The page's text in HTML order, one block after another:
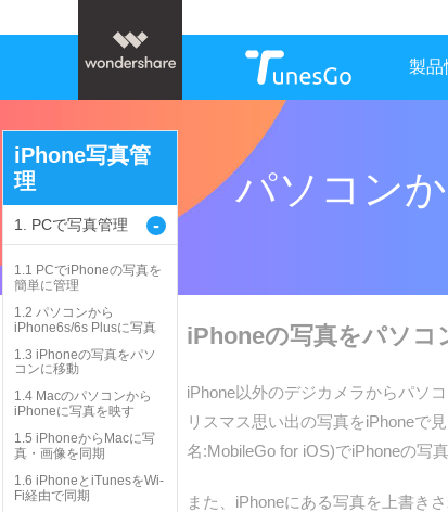
製品
パソコン
iPhoneの写真をパソコ
iPhone以外のデジカメラからパソ
リスマス思い出の写真をiPhoneで
名:MobileGo for iOS)でiPhoneの写
また、iPhoneにある写真を上書き
iPhone写真管
理
1. PCで写真管理 -
1.1 PCでiPhoneの写真を
簡単に管理
1.2 パソコンから
iPhone6s/6s Plusに写真
1.3 iPhoneの写真をパソ
コンに移動
1.4 Macのパソコンから
iPhoneに写真を映す
1.5 iPhoneからMacに写
真・画像を同期
1.6 iPhoneとiTunesをWi-
Fi経由で同期